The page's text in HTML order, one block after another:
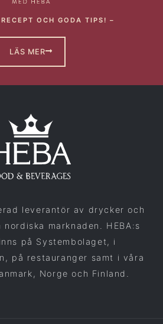
OCH GODA TIPS! –
LÄS MER
leverantör av drycker och
marknaden. HEBA:s
på Systembolaget, i
på restauranger samt i våra
Norge och Finland.